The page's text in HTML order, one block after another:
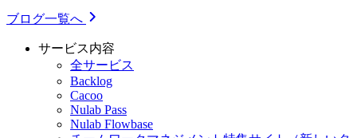
ブログ一覧へ
サービス内容
全サービス
Backlog
Cacoo
Nulab Pass
Nulab Flowbase